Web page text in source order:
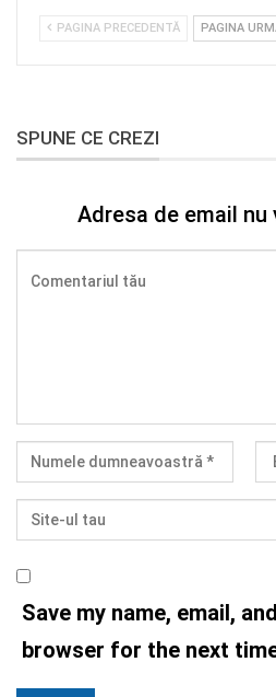
PAGINA PRECEDENTĂ PAGINA
SPUNE CE CREZI
Adresa de email
Save my name, email,
browser for the next